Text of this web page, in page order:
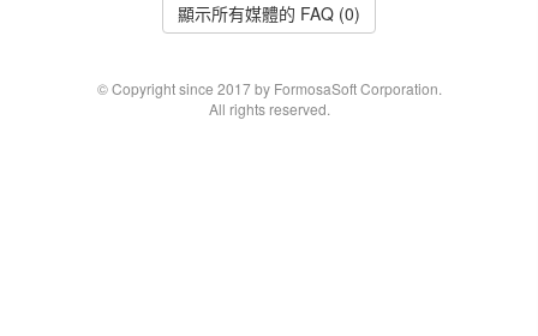
顯示所有媒體的 FAQ (0)
© Copyright since 2017 by FormosaSoft Corporation.
All rights reserved.